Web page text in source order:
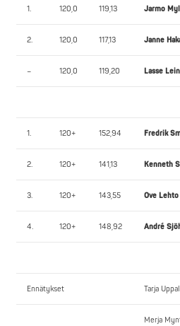
1. 120,0 119,13 Jarmo
2. 120,0 117,13 Janne
– 120,0 119,20 Lasse
1. 120+ 152,94 Fredrik
2. 120+ 141,13 Kenneth
3. 120+ 143,55 Ove Lehto
4. 120+ 148,92 André
Ennätykset Tarja
Merja